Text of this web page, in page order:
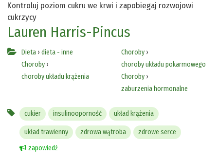
Kontroluj poziom cukru we krwi i zapobiegaj rozwojowi
cukrzycy
Lauren Harris-Pincus
Dieta › dieta - inne
Choroby ›
choroby układu krążenia
Choroby›
choroby układu pokarmowego
Choroby›
zaburzenia hormonalne
cukier insulinooporność układ krążenia
układ trawienny zdrowa wątroba
zdrowe serce
zapowiedź